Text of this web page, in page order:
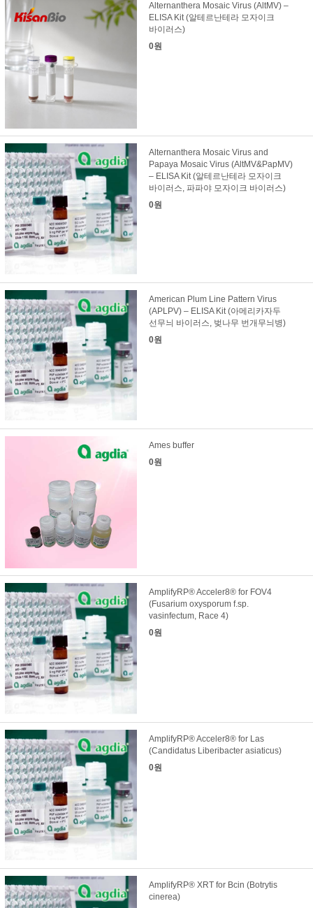
Alternanthera Mosaic Virus (AltMV) –
ELISA Kit (알테르난테라 모자이크
바이러스)
0원
Alternanthera Mosaic Virus and
Papaya Mosaic Virus (AltMV&PapMV)
– ELISA Kit (알테르난테라 모자이크
바이러스, 파파야 모자이크 바이러스)
0원
American Plum Line Pattern Virus
(APLPV) – ELISA Kit (아메리카자두
선무늬 바이러스, 벚나무 번개무늬병)
0원
Ames buffer
0원
AmplifyRP® Acceler8® for FOV4
(Fusarium oxysporum f.sp.
vasinfectum, Race 4)
0원
AmplifyRP® Acceler8® for Las
(Candidatus Liberibacter asiaticus)
0원
AmplifyRP® XRT for Bcin (Botrytis
cinerea)